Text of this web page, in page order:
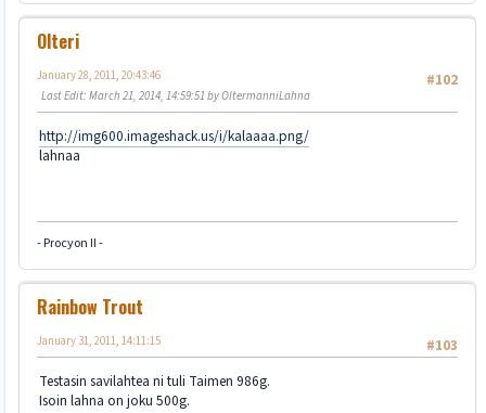
Olteri
#102
January 28, 2011, 20:43:46
Last Edit: March 21, 2014, 14:59:51 by OltermanniLahna
http://img600.imageshack.us/i/kalaaaa.png/
lahnaa
- Procyon II -
Rainbow Trout
#103
January 31, 2011, 14:11:15
Testasin savilahtea ni tuli Taimen 986g.
Isoin lahna on joku 500g.